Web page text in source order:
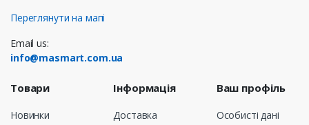
Переглянути на мапі
Email us:
info@masmart.com.ua
Товари
Новинки
Інформація
Доставка
Ваш профіль
Особисті дані